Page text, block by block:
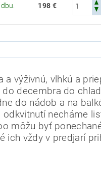
198 €
a výživnú, vlhkú a
decembra do
do nádob a na
odkvitnutí necháme
môžu byť
ich vždy v predjarí